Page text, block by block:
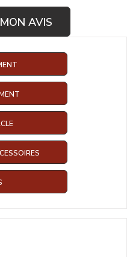
AVIS